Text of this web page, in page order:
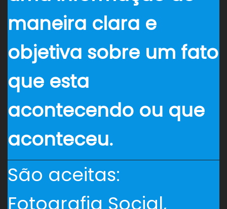
maneira clara e
objetiva sobre um fato
que esta
acontecendo ou que
aconteceu.
São aceitas:
Fotografia Social,